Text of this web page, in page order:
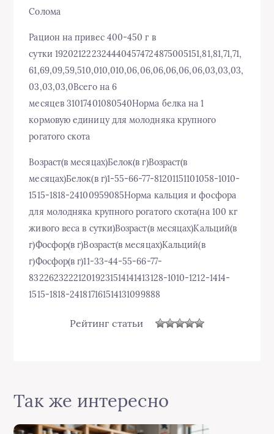
Солома
Рацион на привес 400-450 г в
сутки 1920212223244404574724875005151,81,81,71,71,
61,69,09,59,510,010,010,06,06,06,06,06,06,03,03,03,
03,03,03,0Всего на 6
месяцев 31017401080540Норма белка на 1
кормовую единицу для молодняка крупного
рогатого скота
Возраст(в месяцах)Белок(в г)Возраст(в
месяцах)Белок(в г)1-55-66-77-81201151101058-1010-
1515-1818-24100959085Норма кальция и фосфора
для молодняка крупного рогатого скота(на 100 кг
живого веса в сутки)Возраст(в месяцах)Кальций(в
г)Фосфор(в г)Возраст(в месяцах)Кальций(в
г)Фосфор(в г)11-33-44-55-66-77-
832262322212019231514141413128-1010-1212-1414-
1515-1818-241817161514131099888
Рейтинг статьи
Так же интересно